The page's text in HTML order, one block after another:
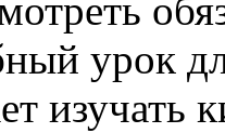
урок
изучать